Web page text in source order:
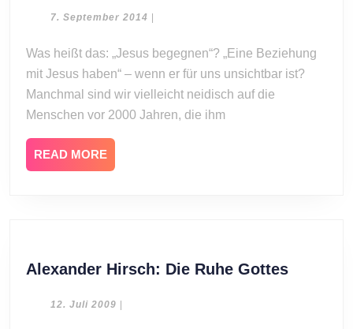
7. September 2014 7.|
Was heißt das: „Jesus begegnen“? „Eine Beziehung
mit Jesus haben“ – wenn er für uns unsichtbar ist?
Manchmal sind wir vielleicht neidisch auf die
Menschen vor 2000 Jahren, die ihm
READ MORE
MORE
Alexander Hirsch: Die Ruhe Gottes
12. Juli 2009 12.
|